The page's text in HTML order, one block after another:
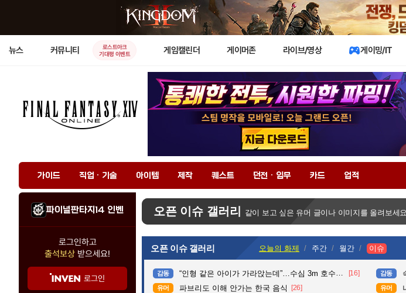
뉴스 커뮤니티
로스트아크
기대평 이벤트
게임캘린더 게이머존 라이브/영상 게이밍/IT
가이드 직업 · 기술 아이템 제작 퀘스트 던전 · 임무 카드 업적
파이널판타지14 인벤
로그인하고
출석보상 받으세요!
로그인
오픈 이슈 갤러리 같이 보고 싶은 유머 글이나 이미지를 올려보세
오픈 이슈 갤러리 오늘의 화제 주간 월간 이슈
감동 “인형 같은 아이가 가라앉는데”…수심 3m 호수 뛰어든 60대 의인 [16] 감동
유머 파브리도 이해 안가는 한국 음식 [26] 유머